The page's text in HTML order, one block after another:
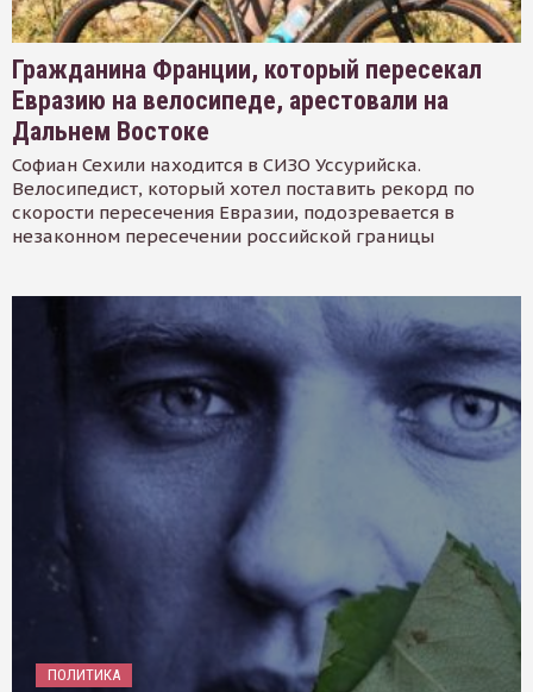
Гражданина Франции, который пересекал
Евразию на велосипеде, арестовали на
Дальнем Востоке
Софиан Сехили находится в СИЗО Уссурийска.
Велосипедист, который хотел поставить рекорд по
скорости пересечения Евразии, подозревается в
незаконном пересечении российской границы
ПОЛИТИКА